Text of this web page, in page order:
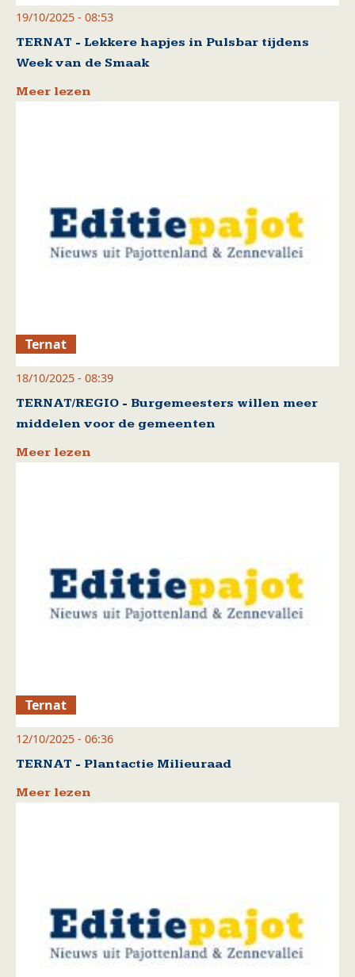
19/10/2025 - 08:53
TERNAT - Lekkere hapjes in Pulsbar tijdens
Week van de Smaak
Meer lezen
Ternat
18/10/2025 - 08:39
TERNAT/REGIO - Burgemeesters willen meer
middelen voor de gemeenten
Meer lezen
Ternat
12/10/2025 - 06:36
TERNAT - Plantactie Milieuraad
Meer lezen